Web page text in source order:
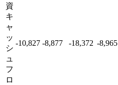
資
キ
ャ
ッ
シ
ュ
フ
ロ
-10,827 -8,877 -18,372 -8,965